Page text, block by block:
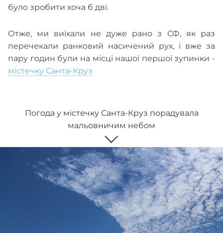
було зробити хоча б дві.
Отже, ми виїхали не дуже рано з СФ, як раз
перечекали ранковий насичений рух, і вже за
пару годин були на місці нашої першої зупинки -
містечку Санта-Круз
Погода у містечку Санта-Круз порадувала
мальовничим небом